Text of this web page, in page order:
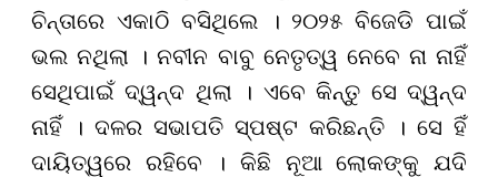
ଚିନ୍ତାରେ ଏକାଠି ବସିଥିଲେ । ୨୦୨୫ ବିଜେଡି ପାଇଁ
ଭଲ ନଥିଲା । ନବୀନ ବାବୁ ନେତୃତ୍ୱ ନେବେ ନା ନାହିଁ
ସେଥିପାଇଁ ଦ୍ୱନ୍ଦ ଥିଲା । ଏବେ କିନ୍ତୁ ସେ ଦ୍ୱନ୍ଦ
ନାହିଁ । ଦଳର ସଭାପତି ସ୍ପଷ୍ଟ କରିଛନ୍ତି । ସେ ହିଁ
ଦାୟିତ୍ୱରେ ରହିବେ । କିଛି ନୂଆ ଲୋକଙ୍କୁ ଯଦି